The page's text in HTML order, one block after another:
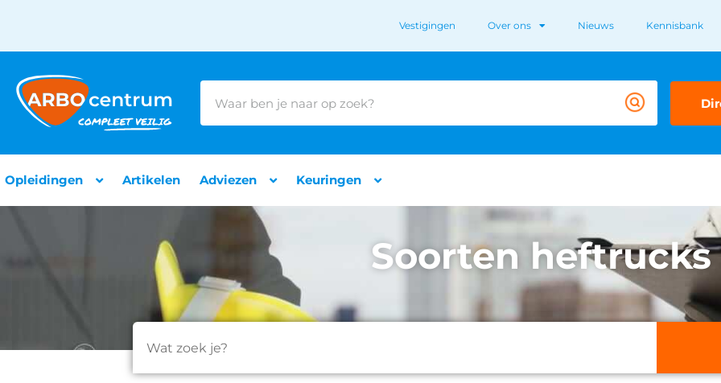
Vestigingen Over ons Nieuws Kennisbank
Opleidingen Artikelen Adviezen Keuringen
Soorten heftrucks